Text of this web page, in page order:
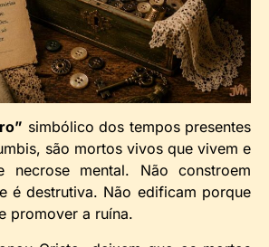
simbólico dos tempos presentes
são mortos vivos que vivem e
necrose mental. Não constroem
é destrutiva. Não edificam porque
promover a ruína.